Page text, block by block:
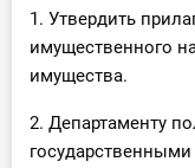
Участник ВЭД
Практика ИП
Кадры. Труд.
1. Утвердить
имущественного
имущества.
2. Департаменту